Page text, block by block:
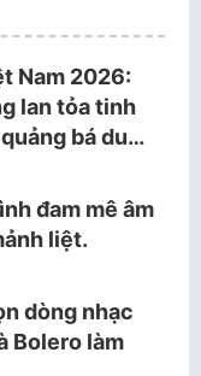
Nam 2026:
lan tỏa tinh
bá du…
đam mê âm
liệt.
dòng nhạc
Bolero làm